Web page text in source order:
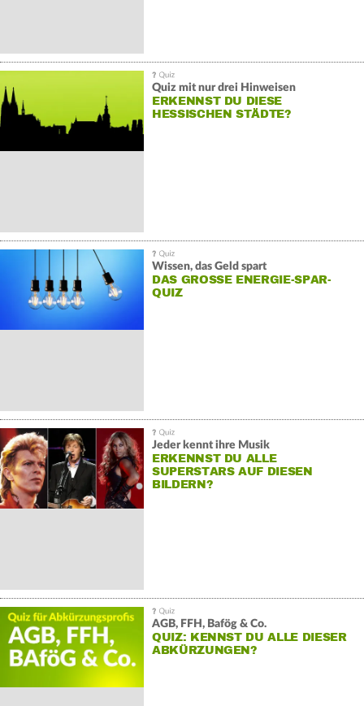
Quiz mit nur drei Hinweisen
ERKENNST DU DIESE
HESSISCHEN STÄDTE?
Wissen, das Geld spart
DAS GROSSE ENERGIE-SPAR-Q
UIZ
Jeder kennt ihre Musik
ERKENNST DU ALLE
SUPERSTARS AUF DIESEN
BILDERN?
AGB, FFH, Bafög & Co.
QUIZ: KENNST DU ALLE DIESER
ABKÜRZUNGEN?